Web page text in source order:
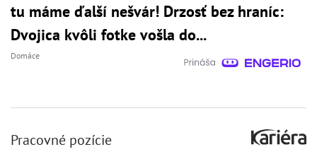
tu máme ďalší nešvár! Drzosť bez hraníc:
Dvojica kvôli fotke vošla do...
Domáce
Pracovné pozície